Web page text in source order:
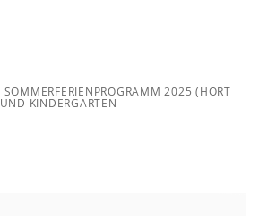
SOMMERFERIENPROGRAMM 2025 (HORT
UND KINDERGARTEN